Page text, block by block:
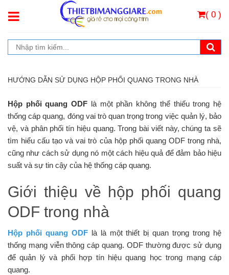
( 0 )
HƯỚNG DẪN SỬ DỤNG HỘP PHỐI QUANG TRONG NHÀ
Hộp phối quang ODF là một phần không thể thiếu trong hệ
thống cáp quang, đóng vai trò quan trọng trong việc quản lý, bảo
vệ, và phân phối tín hiệu quang. Trong bài viết này, chúng ta sẽ
tìm hiểu cấu tạo và vai trò của hộp phối quang ODF trong nhà,
cũng như cách sử dụng nó một cách hiệu quả để đảm bảo hiệu
suất và sự tin cậy của hệ thống cáp quang.
Giới thiệu về hộp phối quang
ODF trong nhà
Hộp phối quang ODFlà là một thiết bị quan trọng trong hệ
thống mạng viễn thông cáp quang. ODF thường được sử dụng
để quản lý và phối hợp tín hiệu quang học trong mạng cáp
quang.